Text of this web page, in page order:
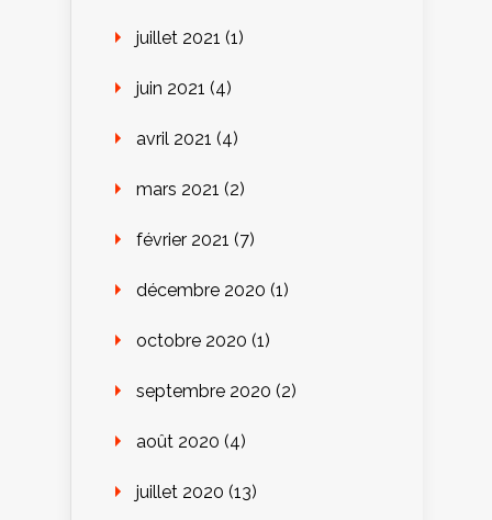
juillet 2021 (1)
juin 2021 (4)
avril 2021 (4)
mars 2021 (2)
février 2021 (7)
décembre 2020 (1)
octobre 2020 (1)
septembre 2020 (2)
août 2020 (4)
juillet 2020 (13)